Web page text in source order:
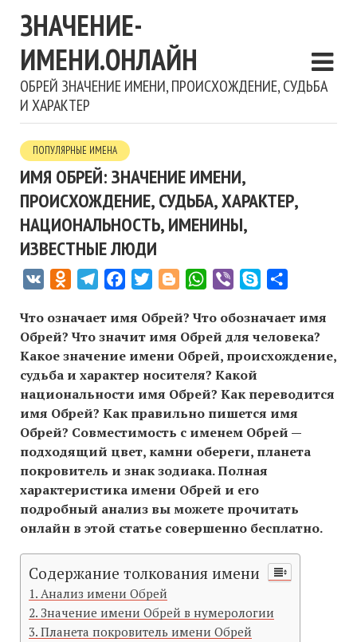
ЗНАЧЕНИЕ-
ИМЕНИ.ОНЛАЙН
ОБРЕЙ ЗНАЧЕНИЕ ИМЕНИ, ПРОИСХОЖДЕНИЕ, СУДЬБА
И ХАРАКТЕР
ПОПУЛЯРНЫЕ ИМЕНА
ИМЯ ОБРЕЙ: ЗНАЧЕНИЕ ИМЕНИ,
ПРОИСХОЖДЕНИЕ, СУДЬБА, ХАРАКТЕР,
НАЦИОНАЛЬНОСТЬ, ИМЕНИНЫ,
ИЗВЕСТНЫЕ ЛЮДИ
VK Odnoklassniki
TelegramFacebookTwitterBloggerWhatsApp
Viber Skype
Что означает имя Обрей? Что обозначает имя
Обрей? Что значит имя Обрей для человека?
Какое значение имени Обрей, происхождение,
судьба и характер носителя? Какой
национальности имя Обрей? Как переводится
имя Обрей? Как правильно пишется имя
Обрей? Совместимость c именем Обрей —
подходящий цвет, камни обереги, планета
покровитель и знак зодиака. Полная
характеристика имени Обрей и его
подробный анализ вы можете прочитать
онлайн в этой статье совершенно бесплатно.
Содержание толкования имени
Анализ имени Обрей
Значение имени Обрей в нумерологии
Планета покровитель имени Обрей